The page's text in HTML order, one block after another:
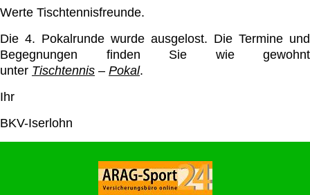
Werte Tischtennisfreunde.
Die 4. Pokalrunde wurde ausgelost. Die Termine und
Begegnungen finden Sie wie gewohnt
unter Tischtennis – Pokal.
Ihr
BKV-Iserlohn